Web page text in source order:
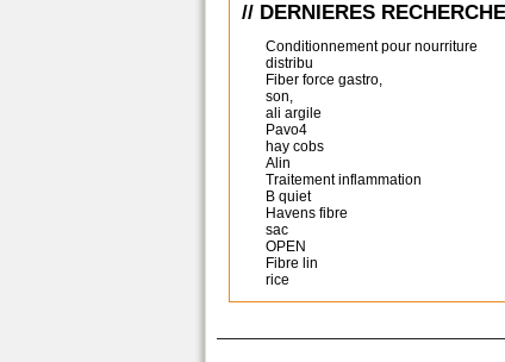
// DERNIERES
Conditionnement pour nourriture
distribu
Fiber force gastro,
son,
ali argile
Pavo4
hay cobs
Alin
Traitement inflammation
B quiet
Havens fibre
sac
OPEN
Fibre lin
rice